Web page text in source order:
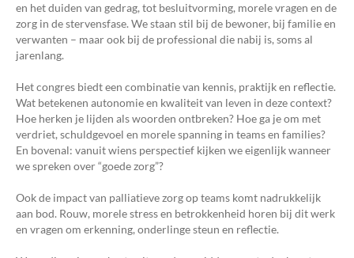
en het duiden van gedrag, tot besluitvorming, morele vragen en de
zorg in de stervensfase. We staan stil bij de bewoner, bij familie en
verwanten – maar ook bij de professional die nabij is, soms al
jarenlang.
Het congres biedt een combinatie van kennis, praktijk en reflectie.
Wat betekenen autonomie en kwaliteit van leven in deze context?
Hoe herken je lijden als woorden ontbreken? Hoe ga je om met
verdriet, schuldgevoel en morele spanning in teams en families?
En bovenal: vanuit wiens perspectief kijken we eigenlijk wanneer
we spreken over “goede zorg”?
Ook de impact van palliatieve zorg op teams komt nadrukkelijk
aan bod. Rouw, morele stress en betrokkenheid horen bij dit werk
en vragen om erkenning, onderlinge steun en reflectie.